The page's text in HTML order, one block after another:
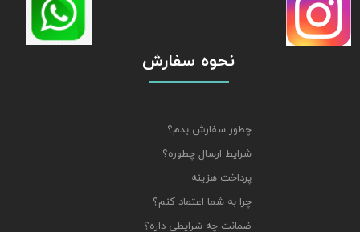
نحوه سفارش
چطور سفارش بدم؟
شرایط ارسال چطوره؟
پرداخت هزینه
چرا به شما اعتماد کنم؟
ضمانت چه شرایطی داره؟